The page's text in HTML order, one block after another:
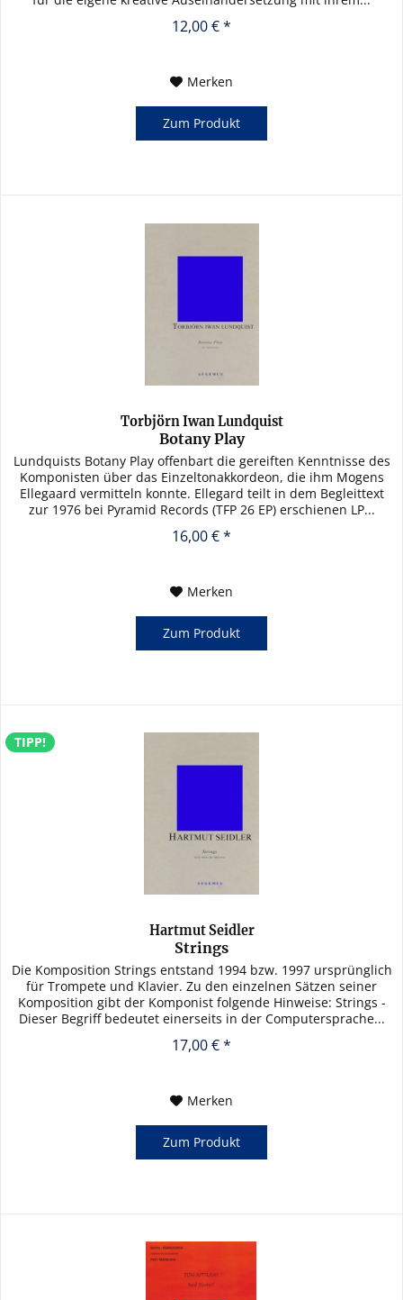
12,00 € *
Merken
Zum Produkt
Torbjörn Iwan Lundquist
Botany Play
Lundquists Botany Play offenbart die gereiften Kenntnisse des
Komponisten über das Einzelton­akkordeon, die ihm Mogens
Ellegaard vermitteln konnte. Ellegard teilt in dem Begleittext
zur 1976 bei Pyramid Records (TFP 26 EP) erschienen LP...
16,00 € *
Merken
Zum Produkt
TIPP!
Hartmut Seidler
Strings
Die Komposition Strings entstand 1994 bzw. 1997 ursprünglich
für Trompete und Klavier. Zu den einzelnen Sätzen seiner
Komposition gibt der Komponist folgende Hinweise: Strings -
Dieser Begriff bedeutet einerseits in der Computersprache...
17,00 € *
Merken
Zum Produkt